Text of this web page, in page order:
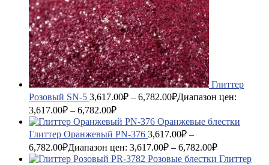
Глиттер
Розовый SN-5 3,617.00₽ – 6,782.00₽Диапазон цен:
3,617.00₽ – 6,782.00₽
Глиттер Оранжевый PN-376 3,617.00₽ –
6,782.00₽Диапазон цен: 3,617.00₽ – 6,782.00₽
Глиттер